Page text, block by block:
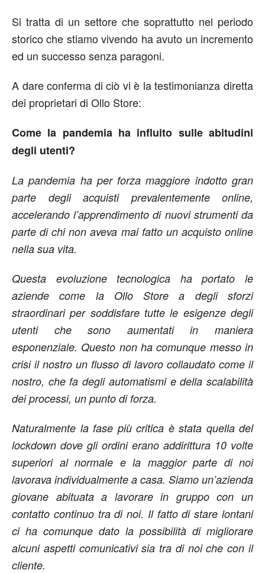
Si tratta di un settore che soprattutto nel periodo
storico che stiamo vivendo ha avuto un incremento
ed un successo senza paragoni.
A dare conferma di ciò vi è la testimonianza diretta
dei proprietari di Ollo Store:
Come la pandemia ha influito sulle abitudini
degli utenti?
La pandemia ha per forza maggiore indotto gran
parte degli acquisti prevalentemente online,
accelerando l’apprendimento di nuovi strumenti da
parte di chi non aveva mai fatto un acquisto online
nella sua vita.
Questa evoluzione tecnologica ha portato le
aziende come la Ollo Store a degli sforzi
straordinari per soddisfare tutte le esigenze degli
utenti che sono aumentati in maniera
esponenziale. Questo non ha comunque messo in
crisi il nostro un flusso di lavoro collaudato come il
nostro, che fa degli automatismi e della scalabilità
dei processi, un punto di forza.
Naturalmente la fase più critica è stata quella del
lockdown dove gli ordini erano addirittura 10 volte
superiori al normale e la maggior parte di noi
lavorava individualmente a casa. Siamo un’azienda
giovane abituata a lavorare in gruppo con un
contatto continuo tra di noi. Il fatto di stare lontani
ci ha comunque dato la possibilità di migliorare
alcuni aspetti comunicativi sia tra di noi che con il
cliente.